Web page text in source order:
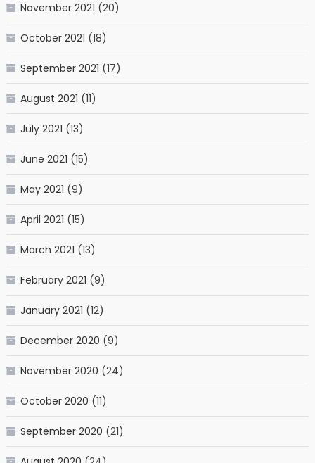
November 2021 (20)
October 2021 (18)
September 2021 (17)
August 2021 (11)
July 2021 (13)
June 2021 (15)
May 2021 (9)
April 2021 (15)
March 2021 (13)
February 2021 (9)
January 2021 (12)
December 2020 (9)
November 2020 (24)
October 2020 (11)
September 2020 (21)